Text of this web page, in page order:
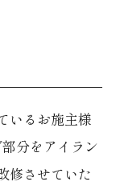
いるお施主様
分をアイラン
修させていた